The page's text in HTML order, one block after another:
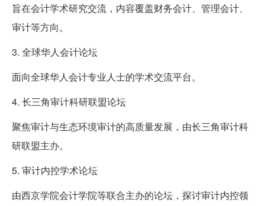
旨在会计学术研究交流，内容覆盖财务会计、管理会计、
审计等方向。
3. 全球华人会计论坛
面向全球华人会计专业人士的学术交流平台。
4. 长三角审计科研联盟论坛
聚焦审计与生态环境审计的高质量发展，由长三角审计科
研联盟主办。
5. 审计内控学术论坛
由西京学院会计学院等联合主办的论坛，探讨审计内控领